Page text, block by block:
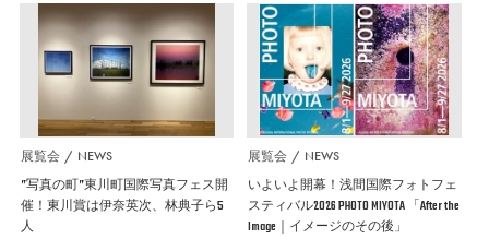
展覧会 NEWS
”写真の町”東川町国際写真フェス開
催！東川賞は伊奈英次、林典子ら5
人
展覧会 NEWS
いよいよ開幕！浅間国際フォトフェ
スティバル2026 PHOTO MIYOTA 「After the
Image｜イメージのその後」